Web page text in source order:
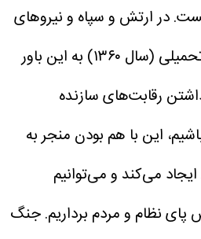
در ارتش و سپاه و نیروهای
مسلح از سال دوم جنگ تحمیلی (سال ۱۳۶۰) به این باور
رقابت‌های سازنده
این با هم بودن منجر به
می‌کند و می‌توانیم
پای نظام و مردم برداریم. جنگ